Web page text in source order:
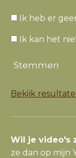
Ik heb er
Ik kan het
Stemmen
Bekijk
Wil je video's
ze dan op mijn